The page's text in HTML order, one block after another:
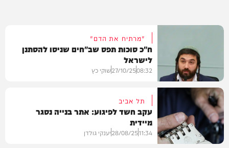
חדשות
"מרתיח את הדם"
ח"כ סוכות תפס שב"חים שניסו להסתנן
לישראל
08:32
27/10/25שוקי כץ
תל אביב
עקב חשד לפיגוע: אתר בנייה נסגר
מיידית
11:34
28/08/25יענקי גולדן